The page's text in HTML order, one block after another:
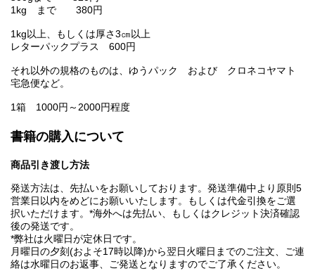
1kg まで 380円
1kg以上、もしくは厚さ3㎝以上
レターパックプラス 600円
それ以外の規格のものは、ゆうパック および クロネコヤマト
宅急便など。
1箱 1000円～2000円程度
書籍の購入について
商品引き渡し方法
発送方法は、先払いをお願いしております。発送準備中より原則5
営業日以内をめどにお願いいたします。もしくは代金引換をご選
択いただけます。*海外へは先払い、もしくはクレジット決済確認
後の発送です。
*弊社は火曜日が定休日です。
月曜日の夕刻(およそ17時以降)から翌日火曜日までのご注文、ご連
絡は水曜日のお返事、ご発送となりますのでご了承ください。